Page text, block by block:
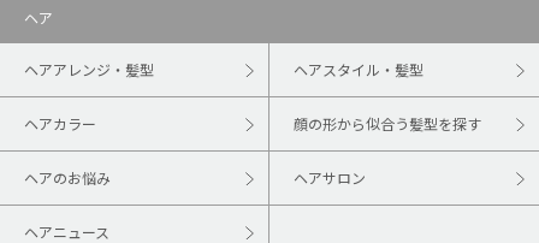
ヘア
ヘアアレンジ・髪型 ヘアスタイル・髪型
ヘアカラー 顔の形から似合う髪型を探す
ヘアのお悩み ヘアサロン
ヘアニュース